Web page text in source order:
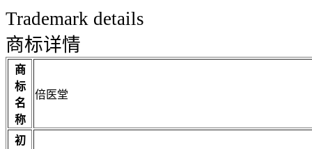
Trademark details
商标详情
商
标
名
称
倍医堂
初